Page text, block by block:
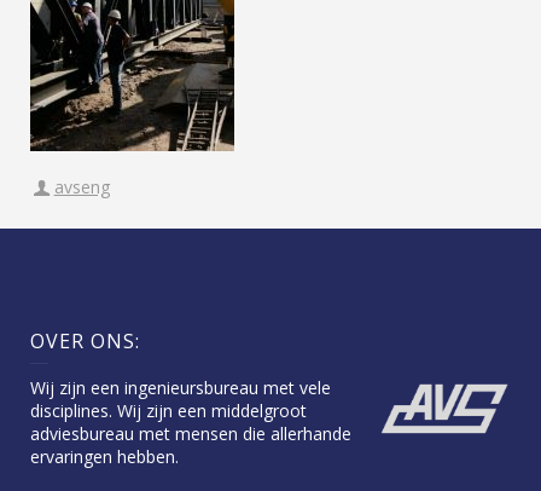
avseng
OVER ONS:
Wij zijn een ingenieursbureau met vele
disciplines. Wij zijn een middelgroot
adviesbureau met mensen die allerhande
ervaringen hebben.